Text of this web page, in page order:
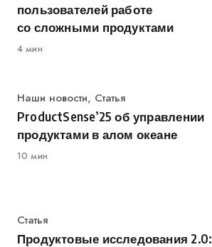
пользователей работе
со сложными продуктами
4 мин
Категория
Наши новости, Статья
ProductSense’25 об управлении
продуктами в алом океане
10 мин
Категория
Статья
Продуктовые исследования 2.0: